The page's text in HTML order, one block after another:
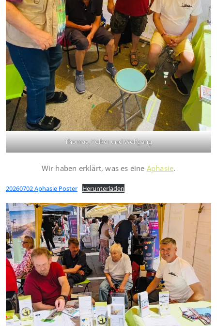
Thomas, Volker und Wolfgang
Wir haben erklärt, was es eine Aphasie.
20260702 Aphasie Poster Herunterladen